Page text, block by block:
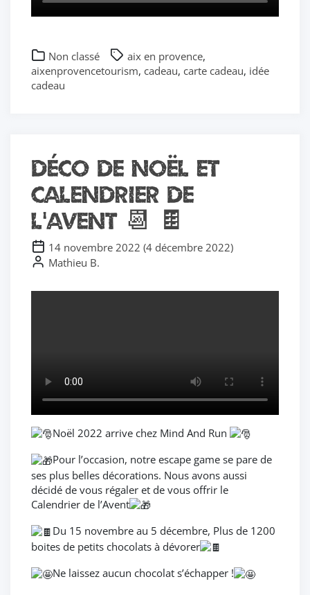
Non classé aix en provence,
aixenprovencetourism, cadeau, carte cadeau, idée
cadeau
Déco de noël et
calendrier de
l’avent 📆 🍫
14 novembre 2022 (4 décembre 2022)
Mathieu B.
Noël 2022 arrive chez Mind And Run
Pour l’occasion, notre escape game se pare de
ses plus belles décorations. Nous avons aussi
décidé de vous régaler et de vous offrir le
Calendrier de l’Avent
Du 15 novembre au 5 décembre, Plus de 1200
boites de petits chocolats à dévorer
Ne laissez aucun chocolat s’échapper !